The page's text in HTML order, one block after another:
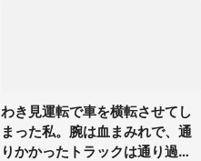
わき見運転で車を横転させてし
まった私。腕は血まみれで、通
りかかったトラックは通り過ぎ